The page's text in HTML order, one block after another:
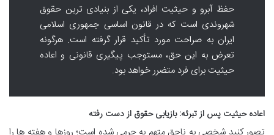
حفظ آبرو و حیثیت افراد، یکی از بنیادی ترین حقوق
شهروندی است که در قانون اساسی جمهوری اسلامی
ایران به صراحت مورد تأکید قرار گرفته است. هرگونه
تعرض به این حق، مستوجب پیگیری قانونی و اعاده
حیثیت برای فرد متضرر خواهد بود.
اعاده حیثیت پس از تبرئه: بازیابی حقوق از دست رفته